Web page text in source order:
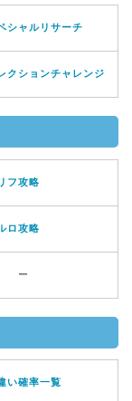
シャルリサーチ
クションチャレンジ
フ攻略
ロ攻略
ー
い確率一覧